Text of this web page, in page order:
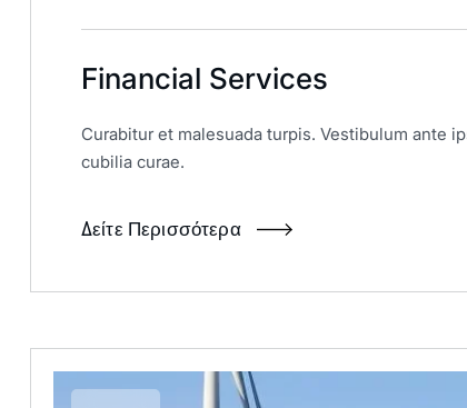
Financial Services
Curabitur et malesuada turpis. Vestibulum ante
cubilia curae.
Δείτε Περισσότερα